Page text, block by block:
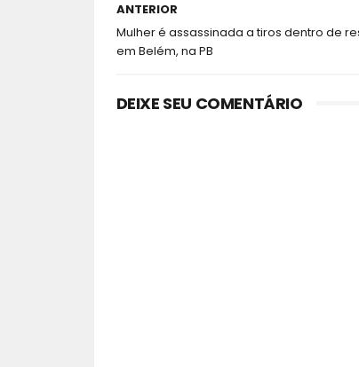
ANTERIOR
Mulher é assassinada a tiros dentro de
em Belém, na PB
DEIXE SEU COMENTÁRIO